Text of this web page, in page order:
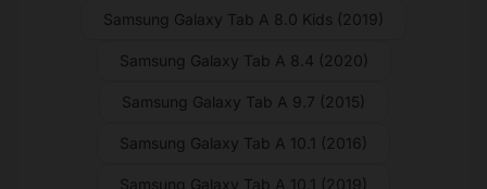
Samsung Galaxy Tab A 8.0 Kids (2019)
Samsung Galaxy Tab A 8.4 (2020)
Samsung Galaxy Tab A 9.7 (2015)
Samsung Galaxy Tab A 10.1 (2016)
Samsung Galaxy Tab A 10.1 (2019)